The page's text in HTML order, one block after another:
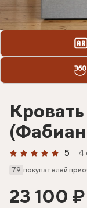
5 4
79 покупателей
23 100 ₽